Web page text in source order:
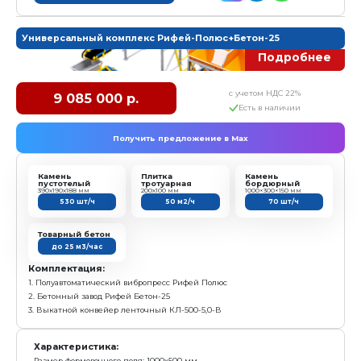
Характеристика:
Размер формовочного поля: 800х400 мм
Размер технологического поддона: 900х450х30 мм
Высота формуемых изделий: 30...200 мм
Смеситель: CГ-550-С одновальный, с
вала
Установленная мощность: 41,5 кВт
Масса: 11900кг
Режим работы: автоматический/
Гарантия: 2 года
Преимущества:
Высокая точность дозации компонентов,
Одно рабочее место, принцип «Одна кнопка»
заказать